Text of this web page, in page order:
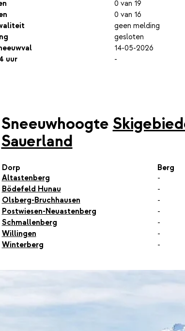
0 van 19
0 van 16
geen melding
gesloten
14-05-2026
uur
-
Sneeuwhoogte
Sauerland
Dorp Berg
Altastenberg
-
Bödefeld Hunau
-
Olsberg-Bruchhausen
-
Postwiesen-Neuastenberg
-
Schmallenberg
-
Willingen
-
Winterberg
-